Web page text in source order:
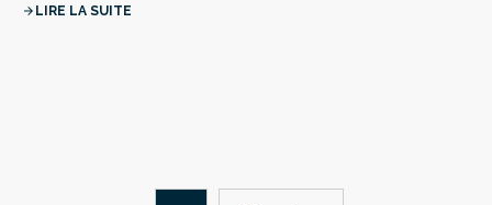
arrow_forward LIRE LA SUITE